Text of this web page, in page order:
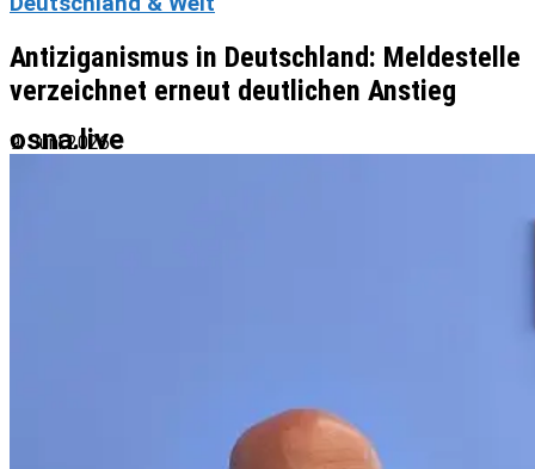
osna.live
Antiziganismus in Deutschland: Meldestelle
verzeichnet erneut deutlichen Anstieg
9. Juni 2026